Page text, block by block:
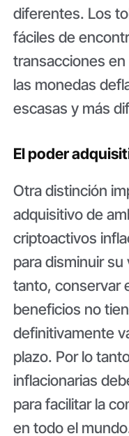
diferentes. Los
fáciles de
transacciones
las monedas
escasas y más
El poder
Otra distinción
adquisitivo de
criptoactivos
para disminuir
tanto, conservar
beneficios no
definitivamente
plazo. Por lo
inflacionarias
para facilitar la
en todo el